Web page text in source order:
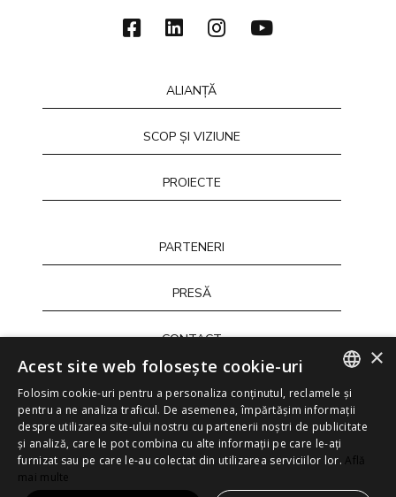
ALIANȚĂ
SCOP ȘI VIZIUNE
PROIECTE
PARTENERI
PRESĂ
CONTACT
Termeni și condiții
Politica de confidențialitate
ENGLISH
ENGLISH
ROMANIAN
×
Acest site web folosește cookie-uri
Folosim cookie-uri pentru a personaliza conținutul, reclamele și
pentru a ne analiza traficul. De asemenea, împărtășim informații
despre utilizarea site-ului nostru cu partenerii noștri de publicitate
și analiză, care le pot combina cu alte informații pe care le-ați
furnizat sau pe care le-au colectat din utilizarea serviciilor lor. Află
mai multe